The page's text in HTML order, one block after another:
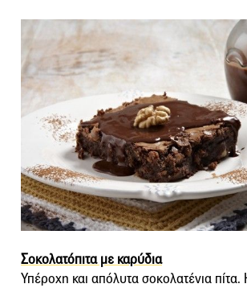
Σοκολατόπιτα με καρύδια
Υπέροχη και απόλυτα σοκολατένια